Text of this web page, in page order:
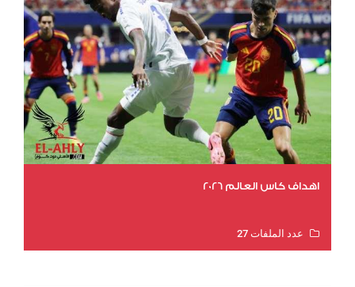
اهداف كاس العالم 2026
عدد الملفات 27